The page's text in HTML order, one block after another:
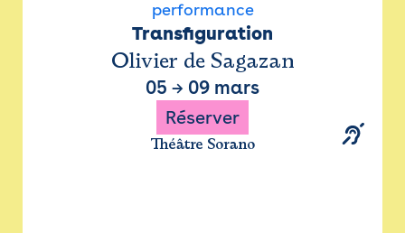
performance
Transfiguration
Olivier de Sagazan
05 → 09 mars
Réserver
Théâtre Sorano